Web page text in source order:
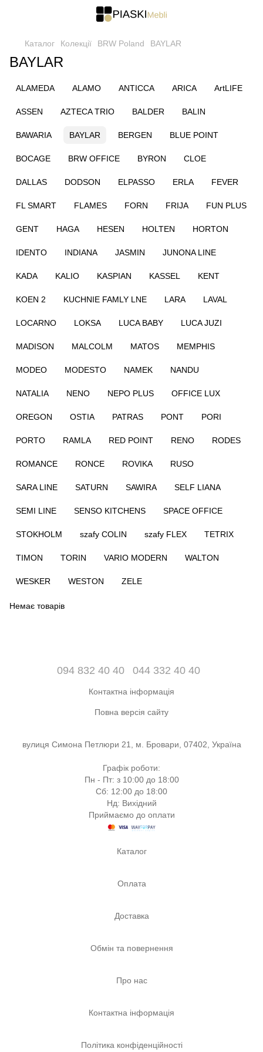
Каталог Колекції BRW Poland BAYLAR
BAYLAR
ALAMEDA ALAMO ANTICCA ARICA ArtLIFE
ASSEN AZTECA TRIO BALDER BALIN
BAWARIA BAYLAR BERGEN BLUE POINT
BOCAGE BRW OFFICE BYRON CLOE
DALLAS DODSON ELPASSO ERLA FEVER
FL SMART FLAMES FORN FRIJA FUN PLUS
GENT HAGA HESEN HOLTEN HORTON
IDENTO INDIANA JASMIN JUNONA LINE
KADA KALIO KASPIAN KASSEL KENT
KOEN 2 KUCHNIE FAMLY LNE LARA LAVAL
LOCARNO LOKSA LUCA BABY LUCA JUZI
MADISON MALCOLM MATOS MEMPHIS
MODEO MODESTO NAMEK NANDU
NATALIA NENO NEPO PLUS OFFICE LUX
OREGON OSTIA PATRAS PONT PORI
PORTO RAMLA RED POINT RENO RODES
ROMANCE RONCE ROVIKA RUSO
SARA LINE SATURN SAWIRA SELF LIANA
SEMI LINE SENSO KITCHENS SPACE OFFICE
STOKHOLM szafy COLIN szafy FLEX TETRIX
TIMON TORIN VARIO MODERN WALTON
WESKER WESTON ZELE
Немає товарів
094 832 40 40 044 332 40 40
Контактна інформація
Повна версія сайту
вулиця Симона Петлюри 21, м. Бровари, 07402, Україна
Графік роботи:
Пн - Пт: з 10:00 до 18:00
Сб: 12:00 до 18:00
Нд: Вихідний
Приймаємо до оплати
Каталог
Оплата
Доставка
Обмін та повернення
Про нас
Контактна інформація
Політика конфіденційності